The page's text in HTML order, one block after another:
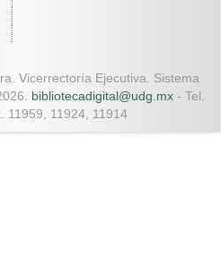
Vicerrectoría Ejecutiva. Sistema
bibliotecadigital@udg.mx - Tel.
11959, 11924, 11914